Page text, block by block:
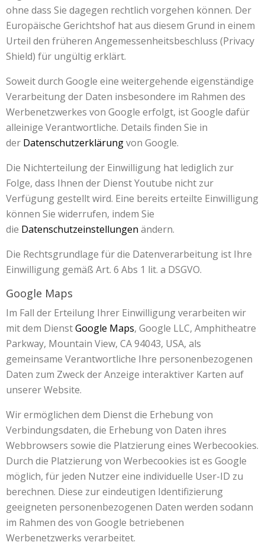
ohne dass Sie dagegen rechtlich vorgehen können. Der
Europäische Gerichtshof hat aus diesem Grund in einem
Urteil den früheren Angemessenheitsbeschluss (Privacy
Shield) für ungültig erklärt.
Soweit durch Google eine weitergehende eigenständige
Verarbeitung der Daten insbesondere im Rahmen des
Werbenetzwerkes von Google erfolgt, ist Google dafür
alleinige Verantwortliche. Details finden Sie in
der Datenschutzerklärungvon Google.
Die Nichterteilung der Einwilligung hat lediglich zur
Folge, dass Ihnen der Dienst Youtube nicht zur
Verfügung gestellt wird. Eine bereits erteilte Einwilligung
können Sie widerrufen, indem Sie
die Datenschutzeinstellungen ändern.
Die Rechtsgrundlage für die Datenverarbeitung ist Ihre
Einwilligung gemäß Art. 6 Abs 1 lit. a DSGVO.
Google Maps
Im Fall der Erteilung Ihrer Einwilligung verarbeiten wir
mit dem DienstGoogle Maps, Google LLC, Amphitheatre
Parkway, Mountain View, CA 94043, USA, als
gemeinsame Verantwortliche Ihre personenbezogenen
Daten zum Zweck der Anzeige interaktiver Karten auf
unserer Website.
Wir ermöglichen dem Dienst die Erhebung von
Verbindungsdaten, die Erhebung von Daten ihres
Webbrowsers sowie die Platzierung eines Werbecookies.
Durch die Platzierung von Werbecookies ist es Google
möglich, für jeden Nutzer eine individuelle User-ID zu
berechnen. Diese zur eindeutigen Identifizierung
geeigneten personenbezogenen Daten werden sodann
im Rahmen des von Google betriebenen
Werbenetzwerks verarbeitet.